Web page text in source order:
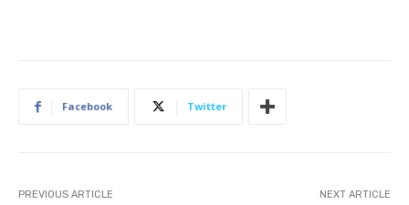
Facebook Twitter
PREVIOUS ARTICLE NEXT ARTICLE